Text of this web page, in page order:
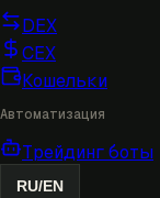
DEX
CEX
Кошельки
Автоматизация
Трейдинг боты
RU/EN